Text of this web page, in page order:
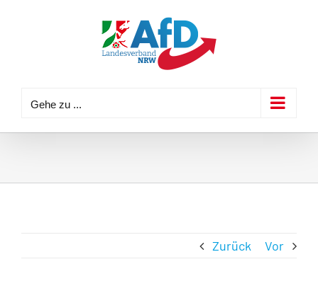
Gehe zu ...
Zurück Vor